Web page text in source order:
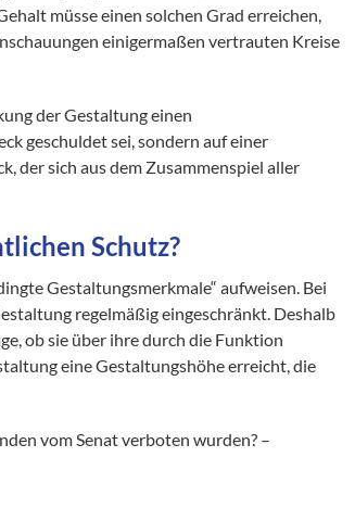
müsse einen solchen Grad erreichen,
einigermaßen vertrauten Kreise
der Gestaltung einen
geschuldet sei, sondern auf einer
der sich aus dem Zusammenspiel aller
Schutz?
Gestaltungsmerkmale“ aufweisen. Bei
regelmäßig eingeschränkt. Deshalb
ob sie über ihre durch die Funktion
eine Gestaltungshöhe erreicht, die
vom Senat verboten wurden? –